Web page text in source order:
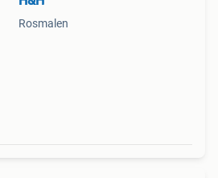
Rosmalen